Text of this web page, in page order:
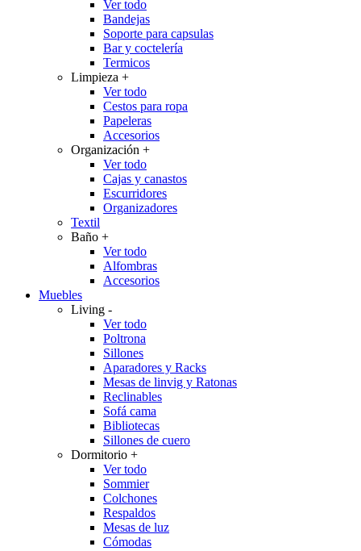
Ver todo
Bandejas
Soporte para capsulas
Bar y coctelería
Termicos
Limpieza +
Ver todo
Cestos para ropa
Papeleras
Accesorios
Organización +
Ver todo
Cajas y canastos
Escurridores
Organizadores
Textil
Baño +
Ver todo
Alfombras
Accesorios
Muebles
Living -
Ver todo
Poltrona
Sillones
Aparadores y Racks
Mesas de linvig y Ratonas
Reclinables
Sofá cama
Bibliotecas
Sillones de cuero
Dormitorio +
Ver todo
Sommier
Colchones
Respaldos
Mesas de luz
Cómodas